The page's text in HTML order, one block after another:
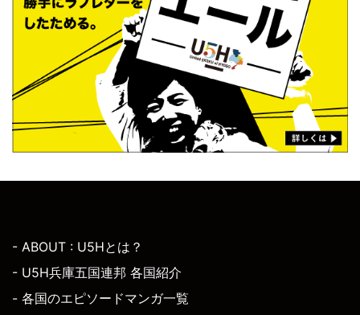
- ABOUT : U5Hとは？
- U5H兵庫五国連邦 各国紹介
- 各国のエピソードマンガ一覧